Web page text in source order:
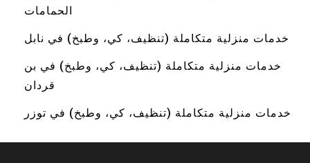
الحمامات
خدمات منزلية متكاملة (تنظيف، كي، وطبخ) في نابل
خدمات منزلية متكاملة (تنظيف، كي، وطبخ) في بن
قردان
خدمات منزلية متكاملة (تنظيف، كي، وطبخ) في توزر